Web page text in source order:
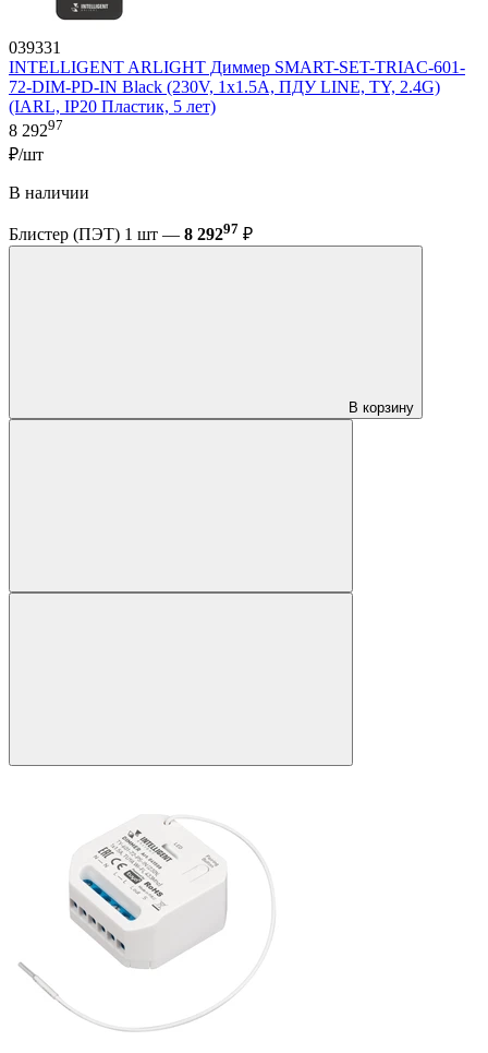
039331
INTELLIGENT ARLIGHT Диммер SMART-SET-TRIAC-601-
72-DIM-PD-IN Black (230V, 1x1.5A, ПДУ LINE, TY, 2.4G)
(IARL, IP20 Пластик, 5 лет)
8 29297
₽/шт
В наличии
Блистер (ПЭТ) 1 шт — 8 29297 ₽
В корзину